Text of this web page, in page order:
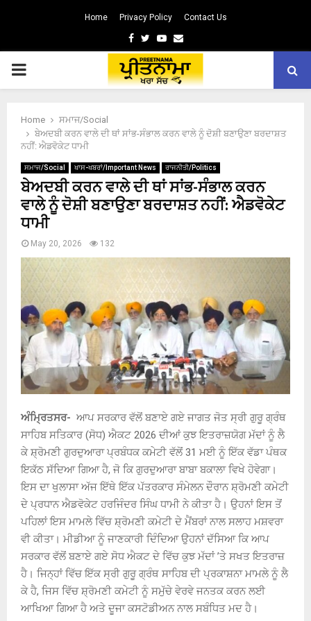
Home Privacy Policy Contact Us
Facebook
TwitterYoutube
Email
PRIMARY
Home
ਸਮਾਜ/Social
ਬੇਅਦਬੀ ਕਰਨ ਵਾਲੇ ਦੀ ਥਾਂ ਸਾਂਭ-ਸੰਭਾਲ ਕਰਨ ਵਾਲੇ ਨੂੰ ਦੋਸ਼ੀ ਬਣਾਉਣਾ ਬਰਦਾਸ਼ਤ
ਨਹੀਂ: ਐਡਵੋਕੇਟ ਧਾਮੀ
ਸਮਾਜ/Social ਖਾਸ-ਖਬਰਾਂ/Important News ਰਾਜਨੀਤੀ/Politics
ਬੇਅਦਬੀ ਕਰਨ ਵਾਲੇ ਦੀ ਥਾਂ ਸਾਂਭ-ਸੰਭਾਲ ਕਰਨ
ਵਾਲੇ ਨੂੰ ਦੋਸ਼ੀ ਬਣਾਉਣਾ ਬਰਦਾਸ਼ਤ ਨਹੀਂ: ਐਡਵੋਕੇਟ
ਧਾਮੀ
May 20, 2026 132
ਅੰਮ੍ਰਿਤਸਰ- ਆਪ ਸਰਕਾਰ ਵੱਲੋਂ ਬਣਾਏ ਗਏ ਜਾਗਤ ਜੋਤ ਸ੍ਰੀ ਗੁਰੂ ਗ੍ਰੰਥ
ਸਾਹਿਬ ਸਤਿਕਾਰ (ਸੋਧ) ਐਕਟ 2026 ਦੀਆਂ ਕੁਝ ਇਤਰਾਜ਼ਯੋਗ ਮੱਦਾਂ ਨੂੰ ਲੈ
ਕੇ ਸ਼੍ਰੋਮਣੀ ਗੁਰਦੁਆਰਾ ਪ੍ਰਬੰਧਕ ਕਮੇਟੀ ਵੱਲੋਂ 31 ਮਈ ਨੂੰ ਇੱਕ ਵੱਡਾ ਪੰਥਕ
ਇਕੱਠ ਸੱਦਿਆ ਗਿਆ ਹੈ, ਜੋ ਕਿ ਗੁਰਦੁਆਰਾ ਬਾਬਾ ਬਕਾਲਾ ਵਿਖੇ ਹੋਵੇਗਾ।
ਇਸ ਦਾ ਖੁਲਾਸਾ ਅੱਜ ਇੱਥੇ ਇੱਕ ਪੱਤਰਕਾਰ ਸੰਮੇਲਨ ਦੌਰਾਨ ਸ਼੍ਰੋਮਣੀ ਕਮੇਟੀ
ਦੇ ਪ੍ਰਧਾਨ ਐਡਵੋਕੇਟ ਹਰਜਿੰਦਰ ਸਿੰਘ ਧਾਮੀ ਨੇ ਕੀਤਾ ਹੈ। ਉਹਨਾਂ ਇਸ ਤੋਂ
ਪਹਿਲਾਂ ਇਸ ਮਾਮਲੇ ਵਿੱਚ ਸ਼੍ਰੋਮਣੀ ਕਮੇਟੀ ਦੇ ਮੈਂਬਰਾਂ ਨਾਲ ਸਲਾਹ ਮਸ਼ਵਰਾ
ਵੀ ਕੀਤਾ। ਮੀਡੀਆ ਨੂੰ ਜਾਣਕਾਰੀ ਦਿੰਦਿਆ ਉਹਨਾਂ ਦੱਸਿਆ ਕਿ ਆਪ
ਸਰਕਾਰ ਵੱਲੋਂ ਬਣਾਏ ਗਏ ਸੋਧ ਐਕਟ ਦੇ ਵਿੱਚ ਕੁਝ ਮੱਦਾਂ ’ਤੇ ਸਖਤ ਇਤਰਾਜ਼
ਹੈ। ਜਿਨ੍ਹਾਂ ਵਿੱਚ ਇੱਕ ਸ੍ਰੀ ਗੁਰੂ ਗ੍ਰੰਥ ਸਾਹਿਬ ਦੀ ਪ੍ਰਕਾਸ਼ਨਾ ਮਾਮਲੇ ਨੂੰ ਲੈ
ਕੇ ਹੈ, ਜਿਸ ਵਿੱਚ ਸ਼੍ਰੋਮਣੀ ਕਮੇਟੀ ਨੂੰ ਸਮੁੱਚੇ ਵੇਰਵੇ ਜਨਤਕ ਕਰਨ ਲਈ
ਆਖਿਆ ਗਿਆ ਹੈ ਅਤੇ ਦੂਜਾ ਕਸਟੋਡੀਅਨ ਨਾਲ ਸਬੰਧਿਤ ਮਦ ਹੈ।